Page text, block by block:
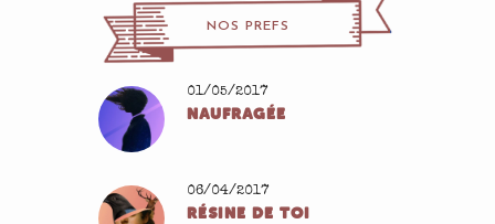
NOS PREFS
01/05/2017
NAUFRAGÉE
06/04/2017
RÉSINE DE TOI